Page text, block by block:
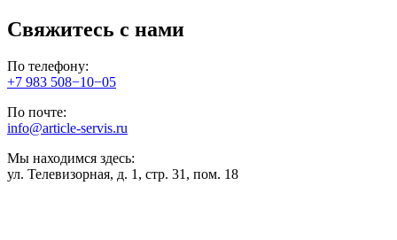
Свяжитесь с нами
По телефону:
+7 983 508−10−05
По почте:
info@article-servis.ru
Мы находимся здесь:
ул. Телевизорная, д. 1, стр. 31, пом. 18